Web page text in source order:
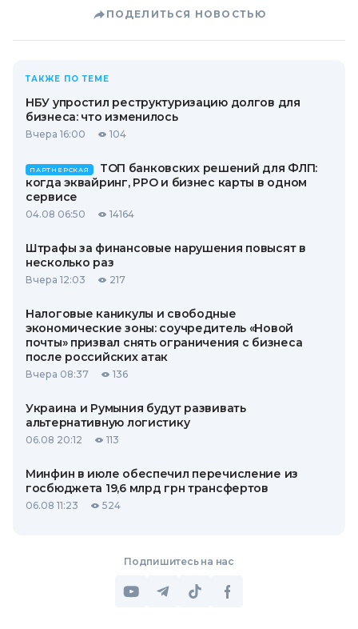
ПОДЕЛИТЬСЯ НОВОСТЬЮ
ТАКЖЕ ПО ТЕМЕ
НБУ упростил реструктуризацию долгов для
бизнеса: что изменилось
Вчера 16:00 104
ПАРТНЕРСКАЯ
ТОП банковских решений для ФЛП:
когда эквайринг, РРО и бизнес карты в одном
сервисе
04.08 06:50 14164
Штрафы за финансовые нарушения повысят в
несколько раз
Вчера 12:03 217
Налоговые каникулы и свободные
экономические зоны: соучредитель «Новой
почты» призвал снять ограничения с бизнеса
после российских атак
Вчера 08:37 136
Украина и Румыния будут развивать
альтернативную логистику
06.08 20:12 113
Минфин в июле обеспечил перечисление из
госбюджета 19,6 млрд грн трансфертов
06.08 11:23 524
Подпишитесь на нас